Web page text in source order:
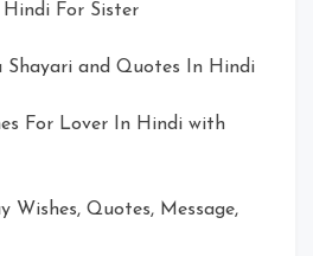
For Sister
Shayari and Quotes In Hindi
For Lover In Hindi with
Wishes, Quotes, Message,